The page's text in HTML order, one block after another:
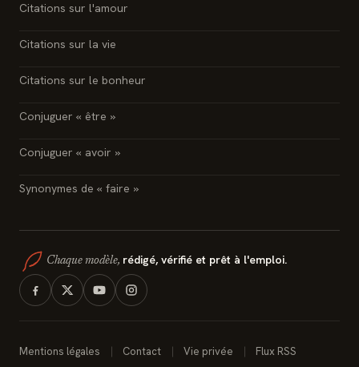
Citations sur l'amour
Citations sur la vie
Citations sur le bonheur
Conjuguer « être »
Conjuguer « avoir »
Synonymes de « faire »
Chaque modèle, rédigé, vérifié et prêt à l'emploi.
Mentions légales Contact Vie privée Flux RSS